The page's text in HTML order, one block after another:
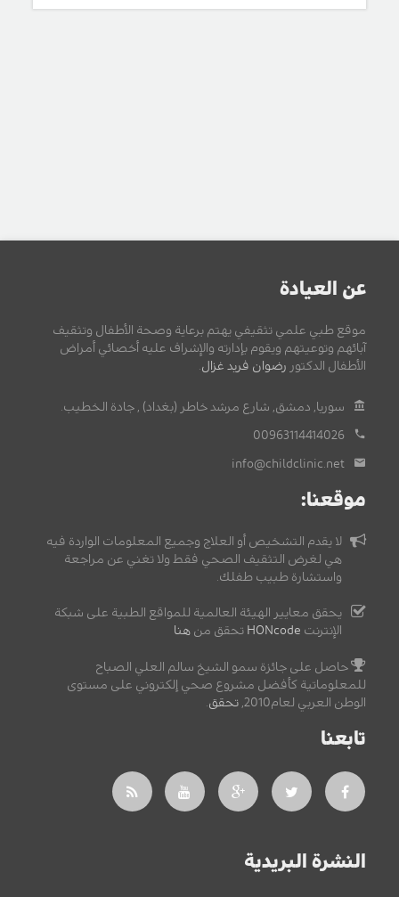
عن العيادة
موقع طبي علمي تثقيفي يهتم برعاية وصحة الأطفال وتثقيف
آبائهم وتوعيتهم ويقوم بإدارته والإشراف عليه أخصائي أمراض
الأطفال الدكتور رضوان فريد غزال.
سوريا, دمشق, شارع مرشد خاطر (بغداد) , جادة الخطيب.
00963114414026
info@childclinic.net
موقعنا:
لا يقدم التشخيص أو العلاج وجميع المعلومات الواردة فيه
هي لغرض التثقيف الصحي فقط ولا تغني عن مراجعة
واستشارة طبيب طفلك.
يحقق معايير الهيئة العالمية للمواقع الطبية على شبكة
الإنترنت HONcode تحقق من هنا
حاصل على جائزة سمو الشيخ سالم العلي الصباح
للمعلوماتية كأفضل مشروع صحي إلكتروني على مستوى
الوطن العربي لعام2010,
تحقق.
تابعنا
النشرة البريدية